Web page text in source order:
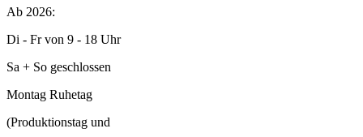
Ab 2026:
Di - Fr von 9 - 18 Uhr
Sa + So geschlossen
Montag Ruhetag
(Produktionstag und